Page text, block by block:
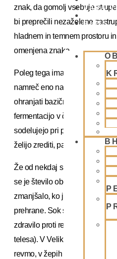
VAŠA
BLOG
znak, da gomolj vsebuje
bi preprečili nezaželene
hladnem in temnem prostoru
omenjena znaka.
Poleg tega ima krompir nekaj
namreč eno najbolj bazičnih
ohranjati bazične rezerve v
fermentacijo v črevesju in
sodelujejo pri prebavi in
želijo zrediti, pa se naj
Že od nekdaj s krompirjem
se je število obolenj za
zmanjšalo, ko je krompir
prehrane. Sok surovega
zdravilo proti revmi (do nje
telesa). V Veliki Britaniji je
revmo, v žepih nosi krompir v